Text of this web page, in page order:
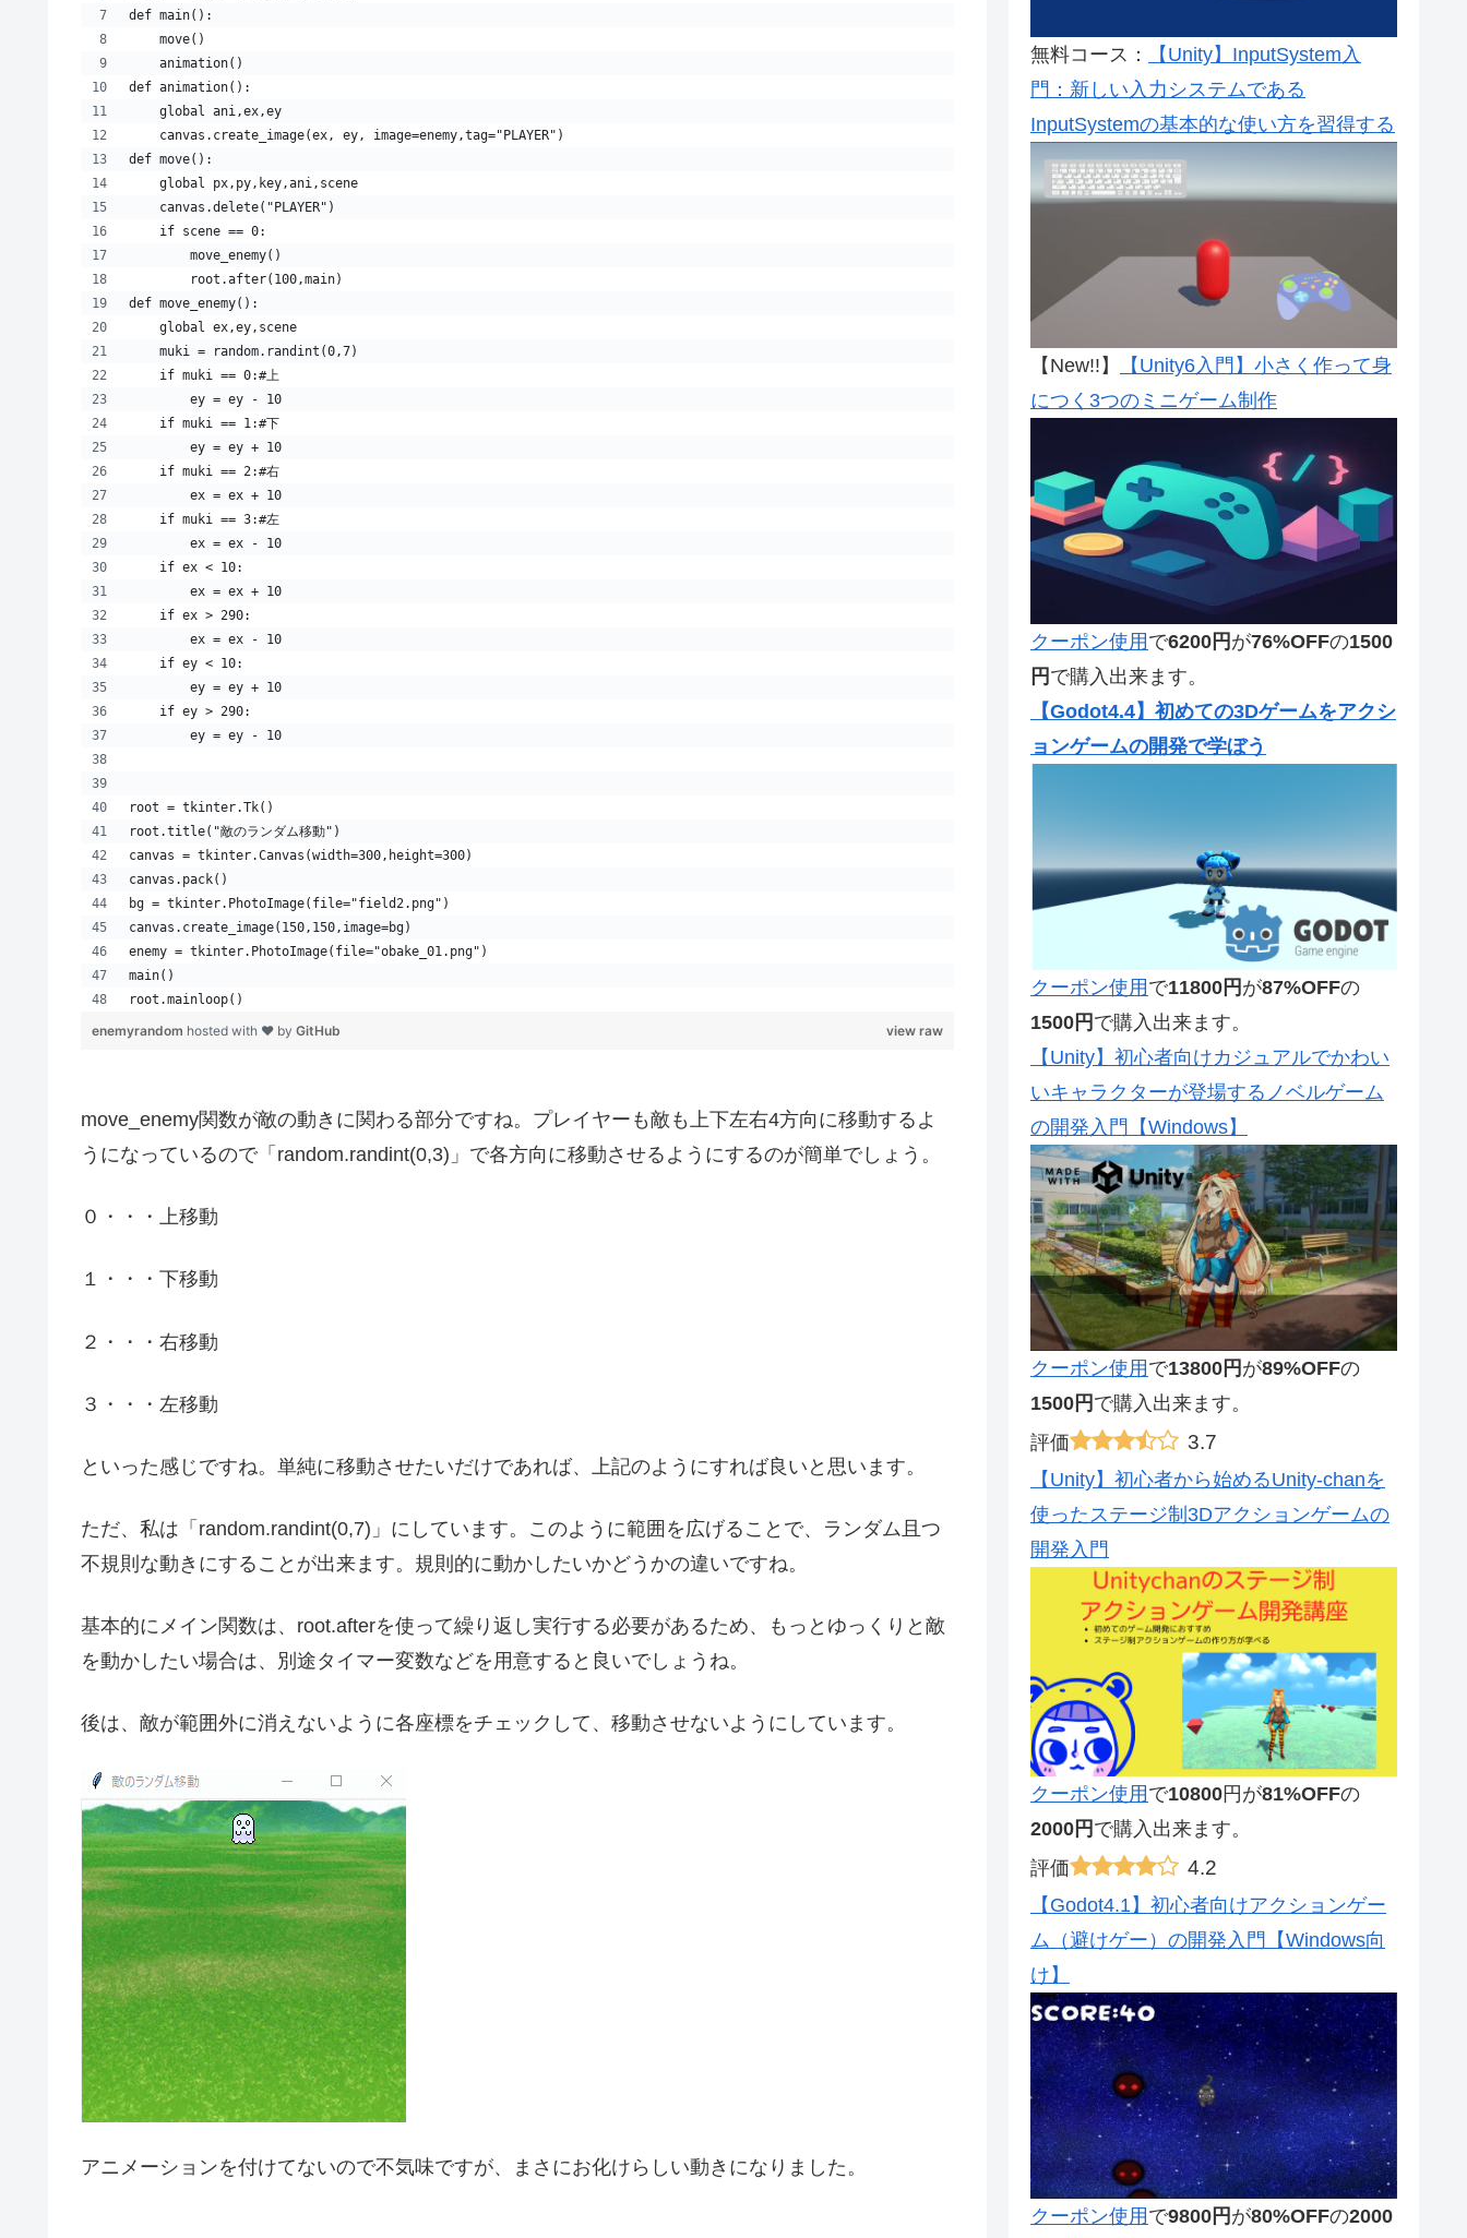
def main():
    move()
    animation()
def animation():
    global ani,ex,ey
    canvas.create_image(ex, ey, image=enemy,tag="PLAYER")
def move():
    global px,py,key,ani,scene
    canvas.delete("PLAYER")
    if scene == 0:
        move_enemy()
        root.after(100,main)
def move_enemy():
    global ex,ey,scene
    muki = random.randint(0,7)
    if muki == 0:#上
        ey = ey - 10
    if muki == 1:#下
        ey = ey + 10
    if muki == 2:#右
        ex = ex + 10
    if muki == 3:#左
        ex = ex - 10
    if ex < 10:
        ex = ex + 10
    if ex > 290:
        ex = ex - 10
    if ey < 10:
        ey = ey + 10
    if ey > 290:
        ey = ey - 10
root = tkinter.Tk()
root.title("敵のランダム移動")
canvas = tkinter.Canvas(width=300,height=300)
canvas.pack()
bg = tkinter.PhotoImage(file="field2.png")
canvas.create_image(150,150,image=bg)
enemy = tkinter.PhotoImage(file="obake_01.png")
main()
root.mainloop()
view raw
enemyrandom hosted with ❤ by GitHub
move_enemy関数が敵の動きに関わる部分ですね。プレイヤーも敵も上下左右4方向に移動するよ
うになっているので「random.randint(0,3)」で各方向に移動させるようにするのが簡単でしょう。
０・・・上移動
１・・・下移動
２・・・右移動
３・・・左移動
といった感じですね。単純に移動させたいだけであれば、上記のようにすれば良いと思います。
ただ、私は「random.randint(0,7)」にしています。このように範囲を広げることで、ランダム且つ
不規則な動きにすることが出来ます。規則的に動かしたいかどうかの違いですね。
基本的にメイン関数は、root.afterを使って繰り返し実行する必要があるため、もっとゆっくりと敵
を動かしたい場合は、別途タイマー変数などを用意すると良いでしょうね。
後は、敵が範囲外に消えないように各座標をチェックして、移動させないようにしています。
アニメーションを付けてないので不気味ですが、まさにお化けらしい動きになりました。
無料コース：
【Unity】InputSystem入
門：新しい入力システムである
InputSystemの基本的な使い方を習得する
【New!!】
【Unity6入門】小さく作って身
につく3つのミニゲーム制作
クーポン使用 で6200円 が76%OFFの1500
円 で購入出来ます。
【Godot4.4】初めての3Dゲームをアクシ
ョンゲームの開発で学ぼう
クーポン使用 で11800円 が87%OFFの
1500円 で購入出来ます。
【Unity】初心者向けカジュアルでかわい
いキャラクターが登場するノベルゲーム
の開発入門【Windows】
クーポン使用 で13800円 が89%OFFの
1500円 で購入出来ます。
評価
3.7
【Unity】初心者から始めるUnity-chanを
使ったステージ制3Dアクションゲームの
開発入門
クーポン使用 で10800円が81%OFFの
2000円 で購入出来ます。
評価
4.2
【Godot4.1】初心者向けアクションゲー
ム（避けゲー）の開発入門【Windows向
け】
クーポン使用 で9800円 が80%OFFの2000